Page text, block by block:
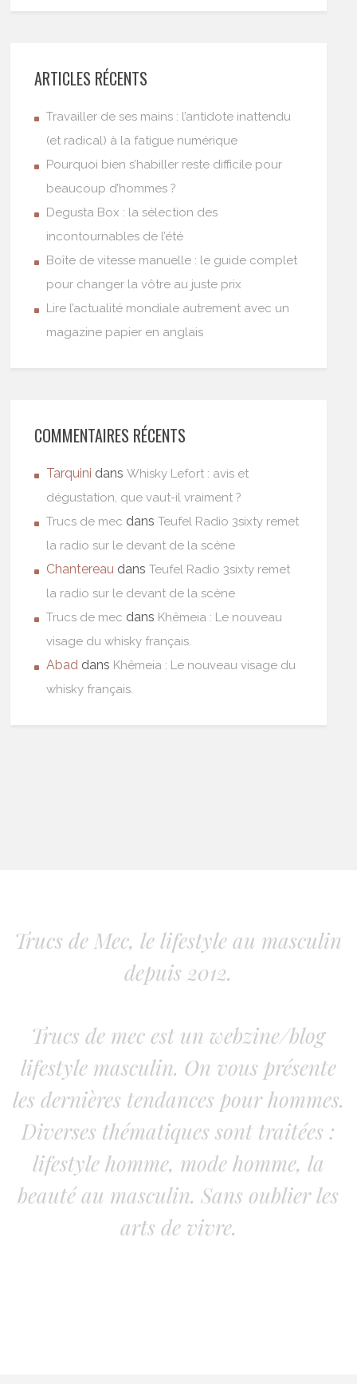
ARTICLES RÉCENTS
Travailler de ses mains : l’antidote inattendu
(et radical) à la fatigue numérique
Pourquoi bien s’habiller reste difficile pour
beaucoup d’hommes ?
Degusta Box : la sélection des
incontournables de l’été
Boîte de vitesse manuelle : le guide complet
pour changer la vôtre au juste prix
Lire l’actualité mondiale autrement avec un
magazine papier en anglais
COMMENTAIRES RÉCENTS
Tarquini dansWhisky Lefort : avis et
dégustation, que vaut-il vraiment ?
Trucs de mec dansTeufel Radio 3sixty remet
la radio sur le devant de la scène
Chantereau dansTeufel Radio 3sixty remet
la radio sur le devant de la scène
Trucs de mec dans Khêmeia : Le nouveau
visage du whisky français.
Abad dans Khêmeia : Le nouveau visage du
whisky français.
Trucs de Mec, le lifestyle au masculin
depuis 2012.
Trucs de mec est un webzine/blog
lifestyle masculin. On vous présente
les dernières tendances pour hommes.
Diverses thématiques sont traitées :
lifestyle homme, mode homme, la
beauté au masculin. Sans oublier les
arts de vivre.